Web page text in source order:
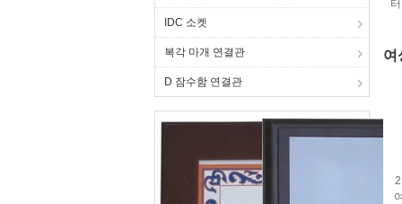
IDC 소켓
복각 마개 연결관
D 잠수함 연결관
여